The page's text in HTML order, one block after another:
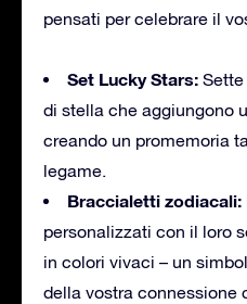
pensati per celebrare il
Set Lucky Stars:
di stella che aggiungono
creando un promemoria
legame.
Braccialetti zodiacali:
personalizzati con il loro
in colori vivaci – un
della vostra connessione